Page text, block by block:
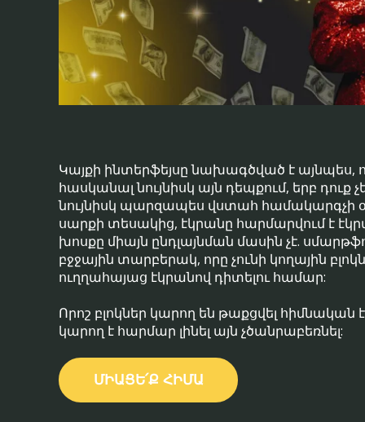
Կայքի ինտերֆեյսը նախագծված է այնպես,
հասկանալ նույնիսկ այն դեպքում, երբ դուք
նույնիսկ պարզապես վստահ
սարքի տեսակից, էկրանը հարմարվում է
խոսքը միայն ընդլայնման մասին չէ.
բջջային տարբերակ, որը չունի կողային
ուղղահայաց էկրանով դիտելու համար:
Որոշ բլոկներ կարող են թաքցվել հիմնական
կարող է հարմար լինել այն չծանրաբեռնել:
ՄԻԱՑԵ՛Ք ՀԻՄԱ